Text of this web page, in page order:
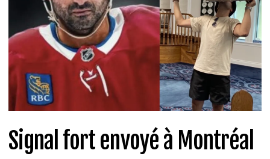
Signal fort envoyé à Montréal